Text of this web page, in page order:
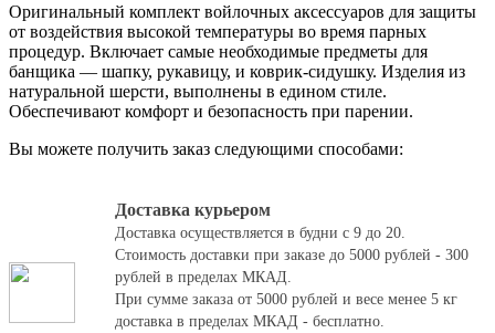
Оригинальный комплект войлочных аксессуаров для защиты
от воздействия высокой температуры во время парных
процедур. Включает самые необходимые предметы для
банщика — шапку, рукавицу, и коврик-сидушку. Изделия из
натуральной шерсти, выполнены в едином стиле.
Обеспечивают комфорт и безопасность при парении.
Вы можете получить заказ следующими способами:
Доставка курьером
Доставка осуществляется в будни с 9 до 20.
Стоимость доставки при заказе до 5000 рублей - 300
рублей в пределах МКАД.
При сумме заказа от 5000 рублей и весе менее 5 кг
доставка в пределах МКАД - бесплатно.